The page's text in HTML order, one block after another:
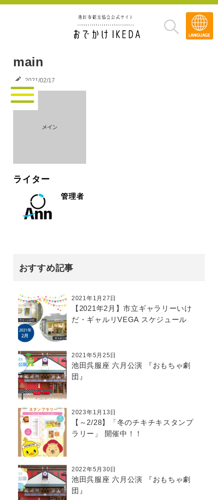
main
2021/02/17
ライター
管理者
おすすめ記事
2021年1月27日
【2021年2月】市立ギャラリーいけ
だ・ギャルリVEGA スケジュール
2021年5月25日
池田呉服座 六月公演 『おもちゃ劇
団』
2023年1月13日
【～2/28】「冬のチキチキスタンプ
ラリー」 開催中！！
2022年5月30日
池田呉服座 六月公演 『おもちゃ劇
団』
»